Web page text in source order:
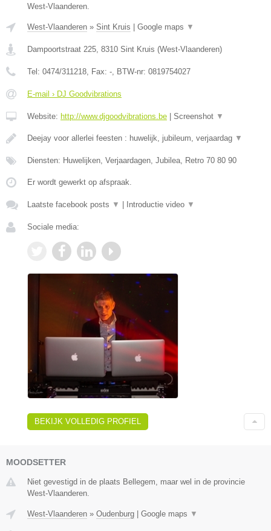
West-Vlaanderen.
West-Vlaanderen » Sint Kruis Google maps ▼
Dampoortstraat 225 8310 Sint Kruis (West-Vlaanderen)
Tel: 0474/311218 , Fax: - , BTW-nr: 0819754027
E-mail › DJ Goodvibrations
Website: http://www.djgoodvibrations.be Screenshot ▼
Deejay voor allerlei feesten : huwelijk, jubileum, verjaardag ▼
Diensten: Huwelijken, Verjaardagen, Jubilea, Retro 70 80 90
Er wordt gewerkt op afspraak.
Laatste facebook posts ▼ Introductie video ▼
Sociale media:
BEKIJK VOLLEDIG PROFIEL
MOODSETTER
Niet gevestigd in de plaats Bellegem, maar wel in de provincie
West-Vlaanderen.
West-Vlaanderen » Oudenburg Google maps ▼